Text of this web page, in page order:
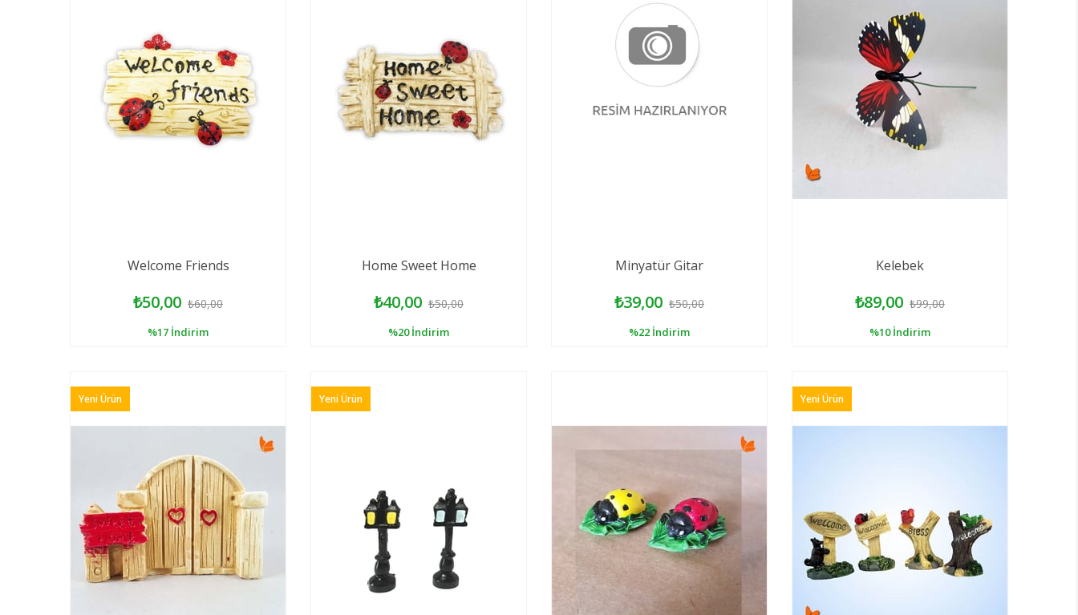
Welcome Friends
₺50,00 ₺60,00
%17 İndirim
Home Sweet Home
₺40,00 ₺50,00
%20 İndirim
Minyatür Gitar
₺39,00 ₺50,00
%22 İndirim
Kelebek
₺89,00 ₺99,00
%10 İndirim
Yeni Ürün Yeni Ürün Yeni Ürün